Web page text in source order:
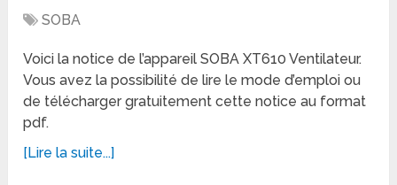
SOBA
Voici la notice de l’appareil SOBA XT610 Ventilateur.
Vous avez la possibilité de lire le mode d’emploi ou
de télécharger gratuitement cette notice au format
pdf.
[Lire la suite...]